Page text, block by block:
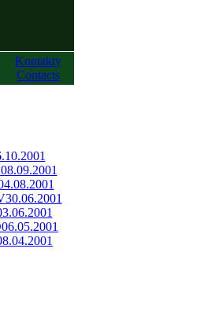
Kontakty
Contacts
08.09.2001
30.06.2001
06.05.2001